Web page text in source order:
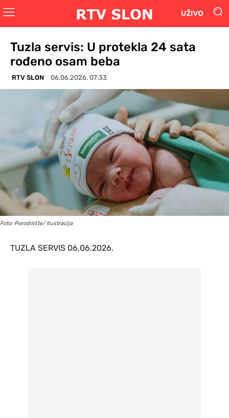
UŽIVO
Tuzla servis: U protekla 24 sata
rođeno osam beba
RTV SLON 06.06.2026. 07:33
Foto: Porodilište/ Ilustracija
TUZLA SERVIS 06.06.2026.